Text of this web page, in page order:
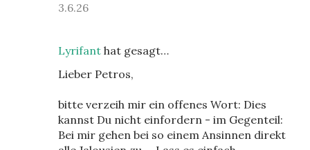
3.6.26
Lyrifant hat gesagt…
Lieber Petros,
bitte verzeih mir ein offenes Wort: Dies
kannst Du nicht einfordern - im Gegenteil:
Bei mir gehen bei so einem Ansinnen direkt